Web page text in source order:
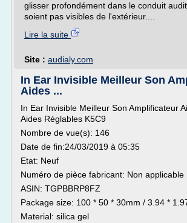
glisser profondément dans le conduit
soient pas visibles de l'extérieur....
Lire la suite
Site : audialy.com
In Ear Invisible Meilleur Son
Aides ...
In Ear Invisible Meilleur Son Amplificateur
Aides Réglables K5C9
Nombre de vue(s): 146
Date de fin:24/03/2019 à 05:35
Etat: Neuf
Numéro de pièce fabricant: Non applicable
ASIN: TGPBBRP8FZ
Package size: 100 * 50 * 30mm / 3.94 *
Material: silica gel